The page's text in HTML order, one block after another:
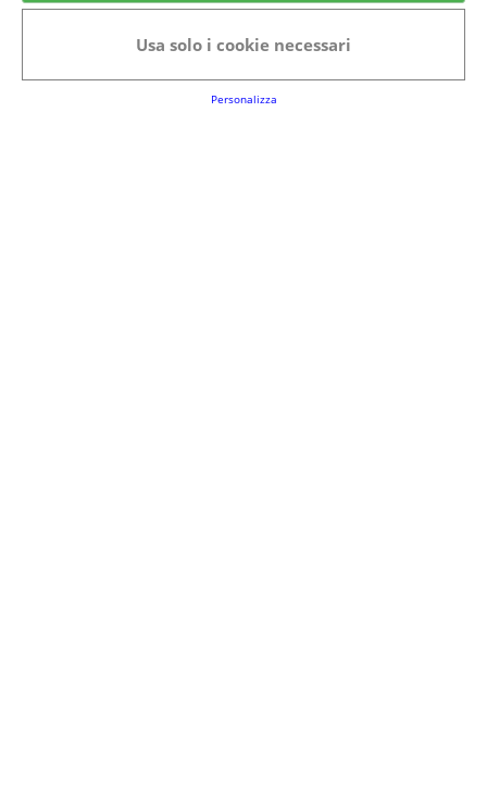
Bellezza
Alimenti e bevande
Animali
Usa solo i cookie necessari
Personalizza